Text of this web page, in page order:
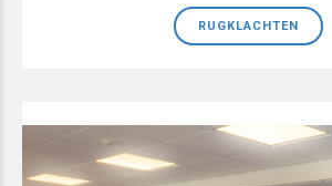
RUGKLACHTEN